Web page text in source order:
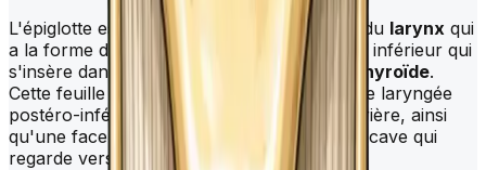
L'épiglotte est une structure cartilagineuse du larynx qui
a la forme d'une raquette, avec un manche inférieur qui
s'insère dans l'angle rentrant du cartilage
thyroïde.
Cette feuille cartilagineuse possède une face laryngée
postéro-inférieure orientée en bas et en arrière, ainsi
qu'une face linguale antéro-supérieure concave qui
regarde vers le haut et vers l'avant.